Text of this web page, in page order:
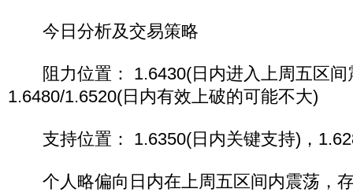
今日分析及交易策略
阻力位置： 1.6430(日内进入上周五区间
1.6480/1.6520(日内有效上破的可能不大)
支持位置： 1.6350(日内关键支持)，
个人略偏向日内在上周五区间内震荡，